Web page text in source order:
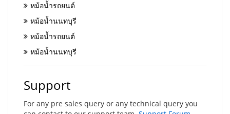
หม้อน้ำรถยนต์
หม้อน้ำนนทบุรี
หม้อน้ำรถยนต์
หม้อน้ำนนทบุรี
Support
For any pre sales query or any technical query you